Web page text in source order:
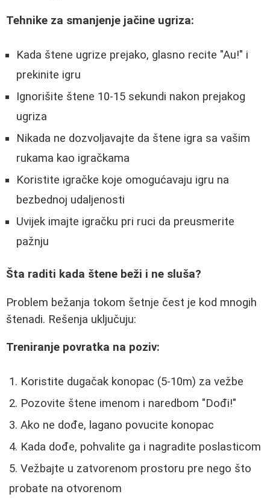
Tehnike za smanjenje jačine ugriza:
Kada štene ugrize prejako, glasno recite "Au!" i
prekinite igru
Ignorišite štene 10-15 sekundi nakon prejakog
ugriza
Nikada ne dozvoljavajte da štene igra sa vašim
rukama kao igračkama
Koristite igračke koje omogućavaju igru na
bezbednoj udaljenosti
Uvijek imajte igračku pri ruci da preusmerite
pažnju
Šta raditi kada štene beži i ne sluša?
Problem bežanja tokom šetnje čest je kod mnogih
štenadi. Rešenja uključuju:
Treniranje povratka na poziv:
Koristite dugačak konopac (5-10m) za vežbe
Pozovite štene imenom i naredbom "Dođi!"
Ako ne dođe, lagano povucite konopac
Kada dođe, pohvalite ga i nagradite poslasticom
Vežbajte u zatvorenom prostoru pre nego što
probate na otvorenom